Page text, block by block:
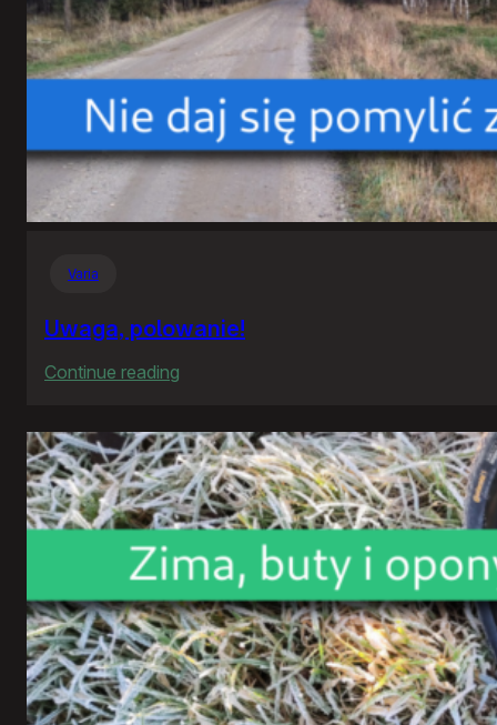
Varia
Uwaga, polowanie!
Continue reading
polowanie!